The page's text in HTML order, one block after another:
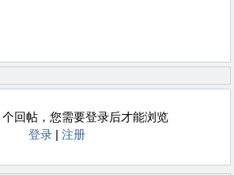
回帖，您需要登录后才能浏览
登录
注册